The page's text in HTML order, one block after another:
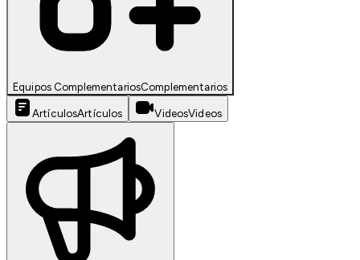
Equipos ComplementariosComplementarios
ArtículosArtículos VideosVideos